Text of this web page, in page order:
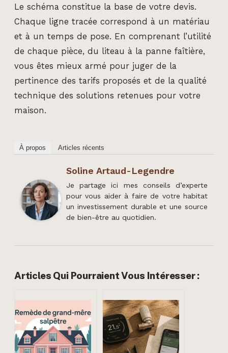
Le schéma constitue la base de votre devis.
Chaque ligne tracée correspond à un matériau
et à un temps de pose. En comprenant l’utilité
de chaque pièce, du liteau à la panne faîtière,
vous êtes mieux armé pour juger de la
pertinence des tarifs proposés et de la qualité
technique des solutions retenues pour votre
maison.
À propos Articles récents
Soline Artaud-Legendre
Je partage ici mes conseils d’experte
pour vous aider à faire de votre habitat
un investissement durable et une source
de bien-être au quotidien.
Articles Qui Pourraient Vous Intéresser :